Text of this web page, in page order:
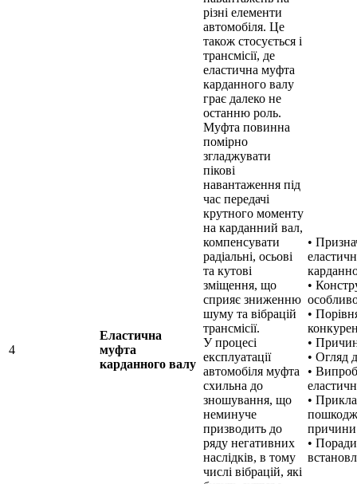
4
Еластична
муфта
карданного валу
різні елементи
автомобіля. Це
також стосується і
трансмісії, де
еластична муфта
карданного валу
грає далеко не
останню роль.
Муфта повинна
помірно
згладжувати
пікові
навантаження під
час передачі
крутного моменту
на карданний вал,
компенсувати
радіальні, осьові
та кутові
зміщення, що
сприяє зниженню
шуму та вібрацій
трансмісії.
У процесі
експлуатації
автомобіля муфта
схильна до
зношування, що
неминуче
призводить до
ряду негативних
наслідків, в тому
числі вібрацій, які
•
•
•
•
• Огляд
•
•
причини
•